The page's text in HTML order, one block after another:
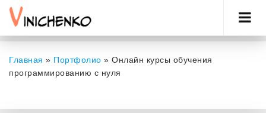
Главная » Портфолио » Онлайн курсы обучения
программированию с нуля